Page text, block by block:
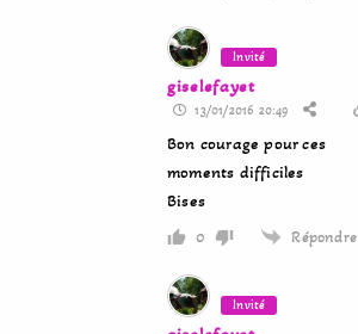
Invité
giselefayet
13/01/2016 20:49
Bon courage pour ces
moments difficiles
Bises
0 Répondre
Invité